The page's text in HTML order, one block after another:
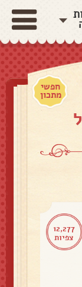
חפשי
מתכון
12,277
צפיות